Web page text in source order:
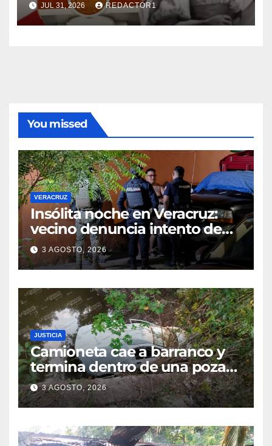
JUL 31, 2026 REDACTOR1
You missed
VERACRUZ
Insólita noche en Veracruz:
vecino denuncia intento de
cateo tras viralizar video
captado por cámaras de
seguridad
3 AGOSTO, 2026
JUSTICIA
Camioneta cae a barranco y
termina dentro de una poza
en Coatzintla; conductor sale
con golpes leves
3 AGOSTO, 2026